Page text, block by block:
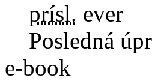
prísl. ever
Posledná
e-book